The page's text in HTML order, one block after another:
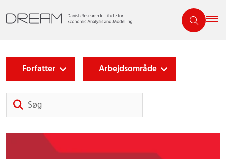
Forfatter Arbejdsområde